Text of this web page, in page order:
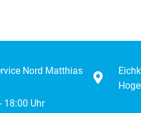
Nord Matthias
18:00 Uhr